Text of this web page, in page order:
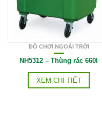
ĐỒ CHƠI NGOÀI TRỜI
NH5312 – Thùng rác 660l
XEM CHI TIẾT